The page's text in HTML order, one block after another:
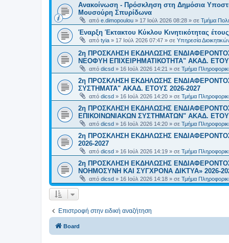
Ανακοίνωση - Πρόσκληση στη Δημόσια
Μουσούρη Σπυρίδωνα
από e.dimopoulou » 17 Ιούλ 2026 08:28 » σε Τμήμα
Έναρξη Έκτακτου Κύκλου Κινητικότητας
από tyia » 17 Ιούλ 2026 07:47 » σε Υπηρεσία
2η ΠΡΟΣΚΛΗΣΗ ΕΚΔΗΛΩΣΗΣ
ΝΕΟΦΥΗ ΕΠΙΧΕΙΡΗΜΑΤΙΚΟΤΗΤΑ" ΑΚΑΔ.
από dicsd » 16 Ιούλ 2026 14:21 » σε Τμήμα
2η ΠΡΟΣΚΛΗΣΗ ΕΚΔΗΛΩΣΗΣ
ΣΥΣΤΗΜΑΤΑ" ΑΚΑΔ. ΕΤΟΥΣ 2026-2027
από dicsd » 16 Ιούλ 2026 14:20 » σε Τμήμα
2η ΠΡΟΣΚΛΗΣΗ ΕΚΔΗΛΩΣΗΣ
ΕΠΙΚΟΙΝΩΝΙΑΚΩΝ ΣΥΣΤΗΜΑΤΩΝ" ΑΚΑΔ.
από dicsd » 16 Ιούλ 2026 14:20 » σε Τμήμα
2η ΠΡΟΣΚΛΗΣΗ ΕΚΔΗΛΩΣΗΣ
2026-2027
από dicsd » 16 Ιούλ 2026 14:19 » σε Τμήμα
2η ΠΡΟΣΚΛΗΣΗ ΕΚΔΗΛΩΣΗΣ
ΝΟΗΜΟΣΥΝΗ ΚΑΙ ΣΥΓΧΡΟΝΑ ΔΙΚΤΥΑ» 2026-
από dicsd » 16 Ιούλ 2026 14:18 » σε Τμήμα
Επιστροφή στην ειδική αναζήτηση
Board